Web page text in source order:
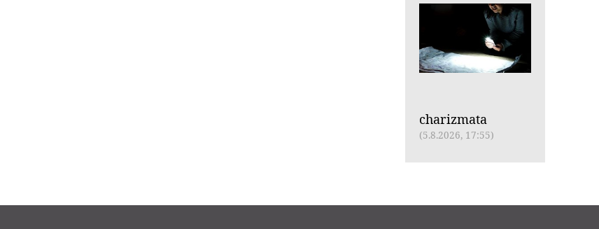
charizmata
(5.8.2026, 17:55)